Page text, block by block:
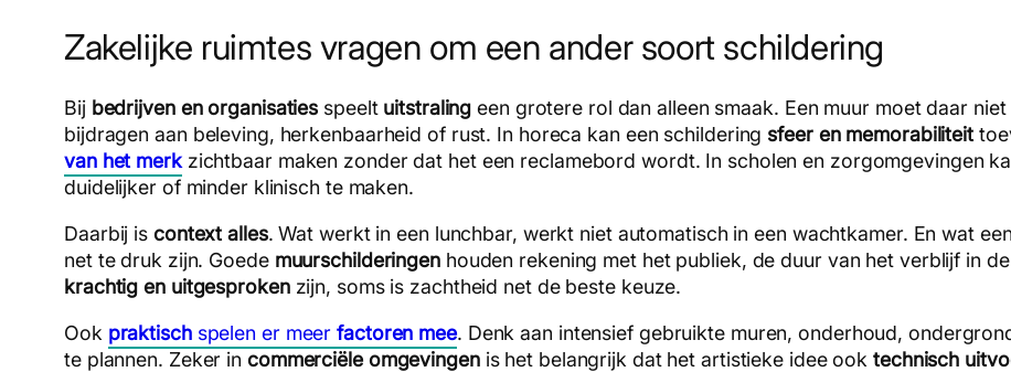
Zakelijke ruimtes vragen om een ander soort schildering
Bij bedrijven en organisaties speelt uitstraling een grotere rol dan alleen smaak. Een muur moet daar
bijdragen aan beleving, herkenbaarheid of rust. In horeca kan een schildering sfeer en memorabiliteit
van het merkzichtbaar maken zonder dat het een reclamebord wordt. In scholen en zorgomgevingen
duidelijker of minder klinisch te maken.
Daarbij is context alles. Wat werkt in een lunchbar, werkt niet automatisch in een wachtkamer. En wat
net te druk zijn. Goede muurschilderingenhouden rekening met het publiek, de duur van het verblijf in
krachtig en uitgesprokenzijn, soms is zachtheid net de beste keuze.
Ook praktischspelen er meerfactoren mee. Denk aan intensief gebruikte muren, onderhoud,
te plannen. Zeker in commerciële omgevingenis het belangrijk dat het artistieke idee ooktechnisch